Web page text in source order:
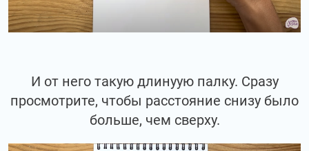
И от него такую длинуую палку. Сразу
просмотрите, чтобы расстояние снизу было
больше, чем сверху.